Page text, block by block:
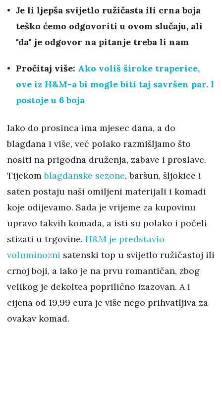
Je li ljepša svijetlo ružičasta ili crna boja
teško ćemo odgovoriti u ovom slučaju, ali
"da" je odgovor na pitanje treba li nam
Pročitaj više: Ako voliš široke traperice,
ove iz H&M-a bi mogle biti taj savršen par. I
postoje u 6 boja
Iako do prosinca ima mjesec dana, a do
blagdana i više, već polako razmišljamo što
nositi na prigodna druženja, zabave i proslave.
Tijekomblagdanske sezone, baršun, šljokice i
saten postaju naši omiljeni materijali i komadi
koje odijevamo. Sada je vrijeme za kupovinu
upravo takvih komada, a isti su polako i počeli
stizati u trgovine. H&M je predstavio
voluminozni satenski top u svijetlo ružičastoj ili
crnoj boji, a iako je na prvu romantičan, zbog
velikog je dekoltea poprilično izazovan. A i
cijena od 19,99 eura je više nego prihvatljiva za
ovakav komad.